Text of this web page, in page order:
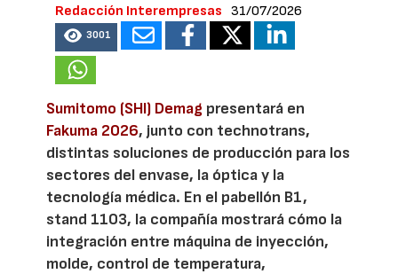
Redacción Interempresas 31/07/2026
3001
Sumitomo (SHI) Demag presentará en
Fakuma 2026, junto con technotrans,
distintas soluciones de producción para los
sectores del envase, la óptica y la
tecnología médica. En el pabellón B1,
stand 1103, la compañía mostrará cómo la
integración entre máquina de inyección,
molde, control de temperatura,